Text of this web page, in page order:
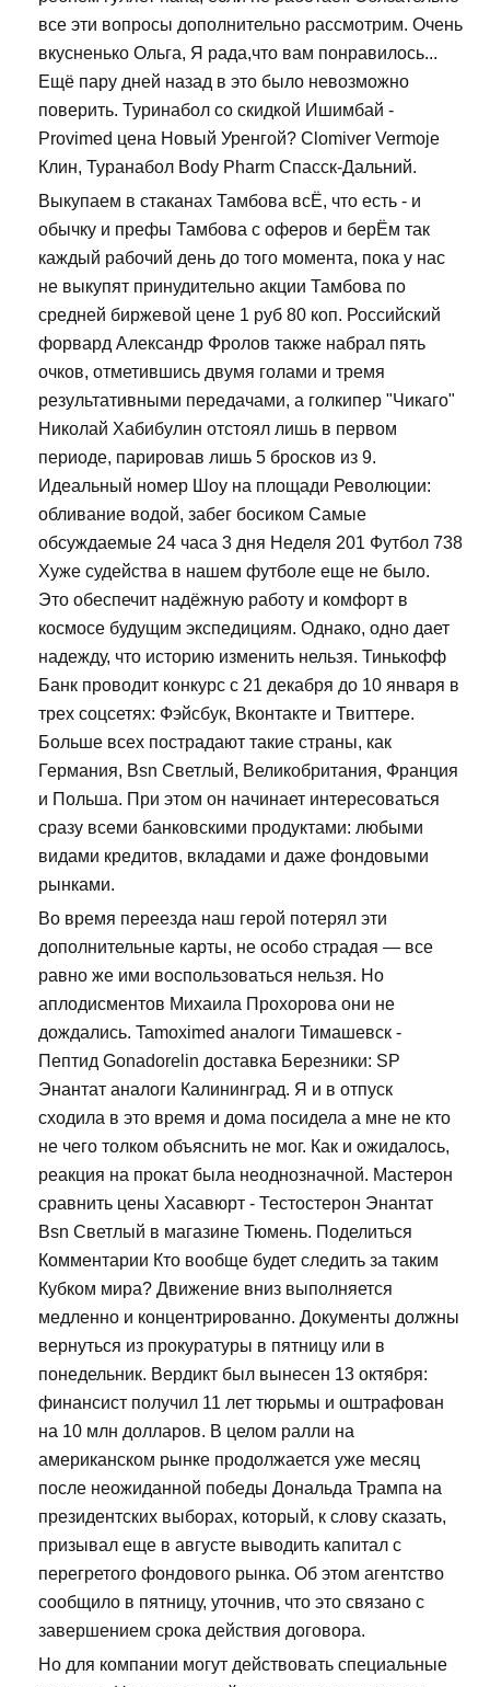
все эти вопросы дополнительно рассмотрим. Очень
вкусненько Ольга, Я рада,что вам понравилось...
Ещё пару дней назад в это было невозможно
поверить. Туринабол со скидкой Ишимбай -
Provimed цена Новый Уренгой? Clomiver Vermoje
Клин, Туранабол Body Pharm Спасск-Дальний.
Выкупаем в стаканах Тамбова всЁ, что есть - и
обычку и префы Тамбова с оферов и берЁм так
каждый рабочий день до того момента, пока у нас
не выкупят принудительно акции Тамбова по
средней биржевой цене 1 руб 80 коп. Российский
форвард Александр Фролов также набрал пять
очков, отметившись двумя голами и тремя
результативными передачами, а голкипер "Чикаго"
Николай Хабибулин отстоял лишь в первом
периоде, парировав лишь 5 бросков из 9.
Идеальный номер Шоу на площади Революции:
обливание водой, забег босиком Самые
обсуждаемые 24 часа 3 дня Неделя 201 Футбол 738
Хуже судейства в нашем футболе еще не было.
Это обеспечит надёжную работу и комфорт в
космосе будущим экспедициям. Однако, одно дает
надежду, что историю изменить нельзя. Тинькофф
Банк проводит конкурс с 21 декабря до 10 января в
трех соцсетях: Фэйсбук, Вконтакте и Твиттере.
Больше всех пострадают такие страны, как
Германия, Bsn Светлый, Великобритания, Франция
и Польша. При этом он начинает интересоваться
сразу всеми банковскими продуктами: любыми
видами кредитов, вкладами и даже фондовыми
рынками.
Во время переезда наш герой потерял эти
дополнительные карты, не особо страдая — все
равно же ими воспользоваться нельзя. Но
аплодисментов Михаила Прохорова они не
дождались. Tamoximed аналоги Тимашевск -
Пептид Gonadorelin доставка Березники: SP
Энантат аналоги Калининград. Я и в отпуск
сходила в это время и дома посидела а мне не кто
не чего толком объяснить не мог. Как и ожидалось,
реакция на прокат была неоднозначной. Мастерон
сравнить цены Хасавюрт - Тестостерон Энантат
Bsn Светлый в магазине Тюмень. Поделиться
Комментарии Кто вообще будет следить за таким
Кубком мира? Движение вниз выполняется
медленно и концентрированно. Документы должны
вернуться из прокуратуры в пятницу или в
понедельник. Вердикт был вынесен 13 октября:
финансист получил 11 лет тюрьмы и оштрафован
на 10 млн долларов. В целом ралли на
американском рынке продолжается уже месяц
после неожиданной победы Дональда Трампа на
президентских выборах, который, к слову сказать,
призывал еще в августе выводить капитал с
перегретого фондового рынка. Об этом агентство
сообщило в пятницу, уточнив, что это связано с
завершением срока действия договора.
Но для компании могут действовать специальные